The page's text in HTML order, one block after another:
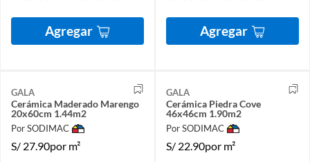
Agregar Agregar
GALA
Cerámica Maderado Marengo
20x60cm 1.44m2
Por SODIMAC
S/ 27.90por m²
GALA
Cerámica Piedra Cove
46x46cm 1.90m2
Por SODIMAC
S/ 22.90por m²